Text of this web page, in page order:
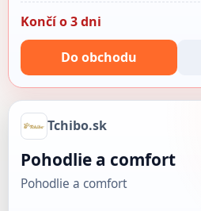
Končí o 3 dni
Do obchodu
Tchibo.sk
Pohodlie a comfort
Pohodlie a comfort